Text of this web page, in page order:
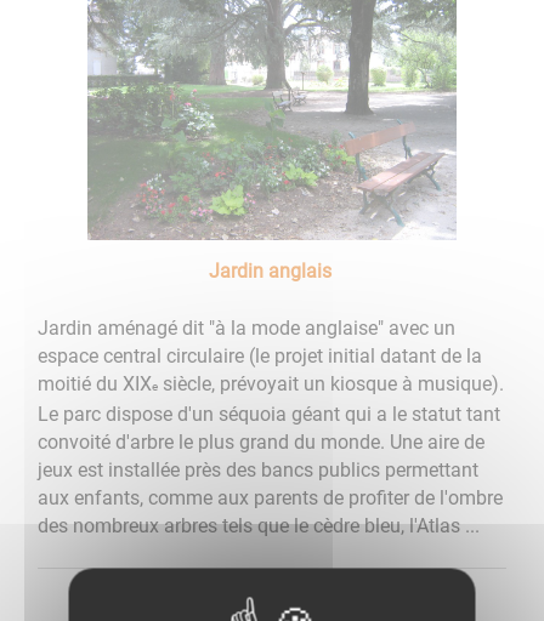
Jardin anglais
Jardin aménagé dit "à la mode anglaise" avec un
espace central circulaire (le projet initial datant de la
moitié du XIXe siècle, prévoyait un kiosque à musique).
Le parc dispose d'un séquoia géant qui a le statut tant
convoité d'arbre le plus grand du monde. Une aire de
jeux est installée près des bancs publics permettant
aux enfants, comme aux parents de profiter de l'ombre
des nombreux arbres tels que le cèdre bleu, l'Atlas ...